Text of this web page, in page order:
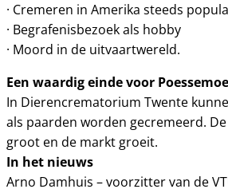
· Cremeren in Amerika steeds
· Begrafenisbezoek als hobby
· Moord in de uitvaartwereld.
Een waardig einde voor
In Dierencrematorium Twente
als paarden worden gecremeerd.
groot en de markt groeit.
In het nieuws
Arno Damhuis – voorzitter van de